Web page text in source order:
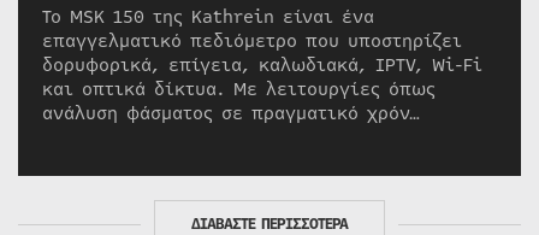
Το MSK 150 της Kathrein είναι ένα
επαγγελματικό πεδιόμετρο που υποστηρίζει
δορυφορικά, επίγεια, καλωδιακά, IPTV, Wi-Fi
και οπτικά δίκτυα. Με λειτουργίες όπως
ανάλυση φάσματος σε πραγματικό χρόν…
ΔΙΑΒΑΣΤΕ ΠΕΡΙΣΣΟΤΕΡΑ